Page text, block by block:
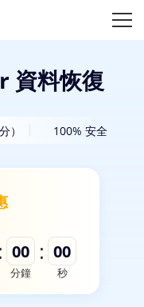
資料恢復
） 100% 安全
: 00
分鐘
: 00
秒